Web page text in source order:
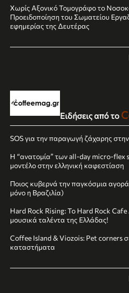
Χωρίς Αξονικό Τομογράφο το
Προειδοποίηση του Σωματείου
εφημερίας της Δευτέρας
Ειδήσεις από το
SOS για την παραγωγή ζάχαρης
Η “ανατομία” των all-day micro-flex
μοντέλο στην ελληνική καφεστίαση
Ποιος κυβερνά την παγκόσμια
μόνο η Βραζιλία)
Hard Rock Rising: Το Hard Rock
μουσικά ταλέντα της Ελλάδας!
Coffee Island & Viozois: Pet corners
καταστήματα